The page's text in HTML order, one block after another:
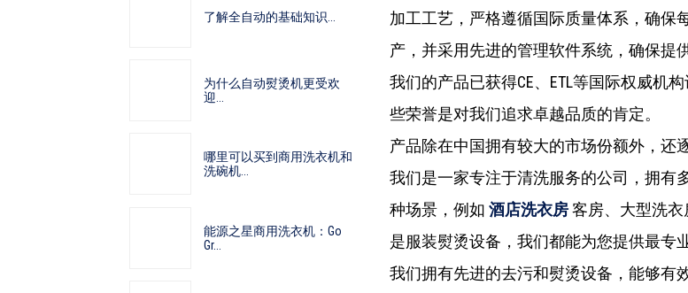
了解全自动的基础知识...
为什么自动熨烫机更受欢
迎...
哪里可以买到商用洗衣机和
洗碗机...
能源之星商用洗衣机：Go
Gr...
加工工艺，严格遵循国际质量体系，确保
产，并采用先进的管理软件系统，确保提
我们的产品已获得CE、ETL等国际权威机
些荣誉是对我们追求卓越品质的肯定。
产品除在中国拥有较大的市场份额外，还
我们是一家专注于清洗服务的公司，拥有
种场景，例如 酒店洗衣房客房、大型洗
是服装熨烫设备，我们都能为您提供最专
我们拥有先进的去污和熨烫设备，能够有